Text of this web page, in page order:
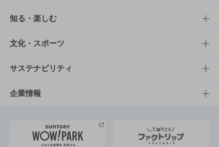
商品TOP
商品一覧
商品発売情報
栄養成分一覧
知る・楽しむ
知る・楽しむTOP
キャンペーン
工場見学
地域情報
文化・スポーツ
文化・スポーツTOP
サントリーホール
サントリーサンバーズ大阪
サステナビリティ
サステナビリティTOP
サントリーが考えるサステナビリティ経営
企業情報
企業概要